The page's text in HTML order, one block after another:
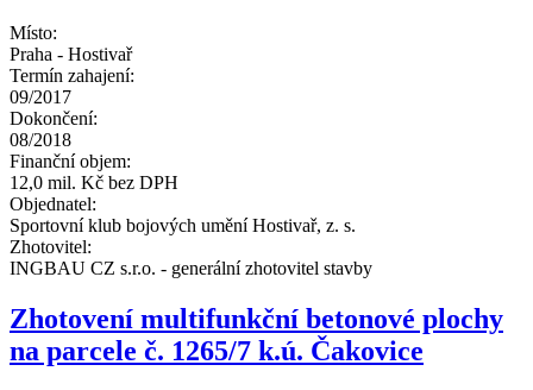
Místo:
Praha - Hostivař
Termín zahajení:
09/2017
Dokončení:
08/2018
Finanční objem:
12,0 mil. Kč bez DPH
Objednatel:
Sportovní klub bojových umění Hostivař, z. s.
Zhotovitel:
INGBAU CZ s.r.o. - generální zhotovitel stavby
Zhotovení multifunkční betonové plochy
na parcele č. 1265/7 k.ú. Čakovice